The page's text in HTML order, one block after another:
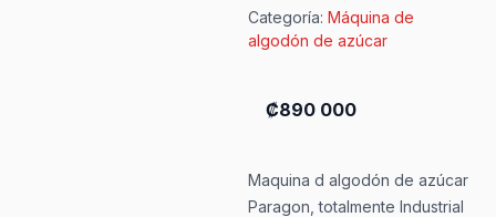
Categoría: Máquina de
algodón de azúcar
₡890 000
Maquina d algodón de azúcar
Paragon, totalmente Industrial